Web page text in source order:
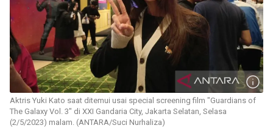
Aktris Yuki Kato saat ditemui usai special screening film "Guardians of
The Galaxy Vol. 3" di XXI Gandaria City, Jakarta Selatan, Selasa
(2/5/2023) malam. (ANTARA/Suci Nurhaliza)